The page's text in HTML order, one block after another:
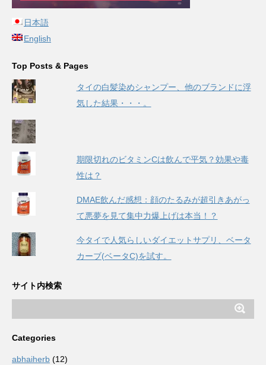
日本語
English
Top Posts & Pages
タイの白髪染めシャンプー、他のブランドに浮
気した結果・・・。
期限切れのビタミンCは飲んで平気？効果や毒
性は？
DMAE飲んだ感想：顔のたるみが超引きあがっ
て悪夢を見て集中力爆上げは本当！？
今タイで人気らしいダイエットサプリ、ベータ
カーブ(ベータC)を試す。
サイト内検索
Categories
abhaiherb (12)